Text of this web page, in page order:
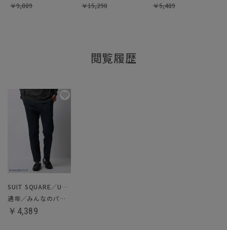
￥9,889 ￥15,290 ￥5,489
閲覧履歴
SUIT SQUARE／UNIVERSAL LANGUAGE
通年／みんなのパンツ
￥4,389